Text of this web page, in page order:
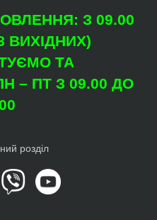
З 09.00
ВИХІДНИХ)
ТА
– ПТ З 09.00 ДО
розділ